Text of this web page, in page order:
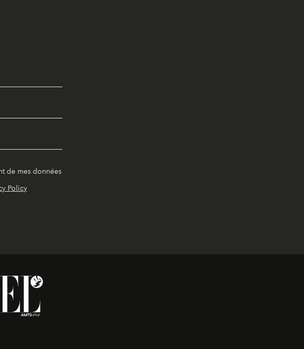
de mes données
Policy